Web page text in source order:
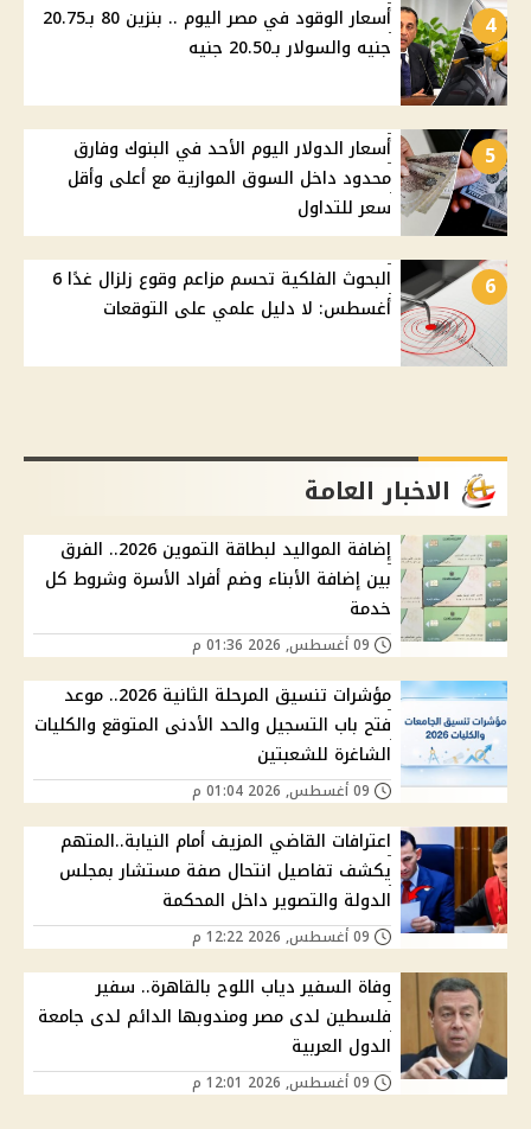
4
أسعار الوقود في مصر اليوم .. بنزين 80 بـ20.75
جنيه والسولار بـ20.50 جنيه
5
أسعار الدولار اليوم الأحد في البنوك وفارق
محدود داخل السوق الموازية مع أعلى وأقل
سعر للتداول
6
البحوث الفلكية تحسم مزاعم وقوع زلزال غدًا 6
أغسطس: لا دليل علمي على التوقعات
الاخبار العامة
إضافة المواليد لبطاقة التموين 2026.. الفرق
بين إضافة الأبناء وضم أفراد الأسرة وشروط كل
خدمة
مؤشرات تنسيق المرحلة الثانية 2026.. موعد
فتح باب التسجيل والحد الأدنى المتوقع والكليات
الشاغرة للشعبتين
اعترافات القاضي المزيف أمام النيابة..المتهم
يكشف تفاصيل انتحال صفة مستشار بمجلس
الدولة والتصوير داخل المحكمة
وفاة السفير دياب اللوح بالقاهرة.. سفير
فلسطين لدى مصر ومندوبها الدائم لدى جامعة
الدول العربية